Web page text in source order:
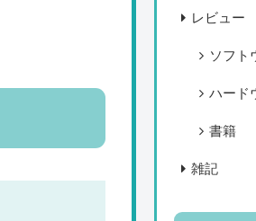
レビュー
ソフト
ハード
書籍
雑記